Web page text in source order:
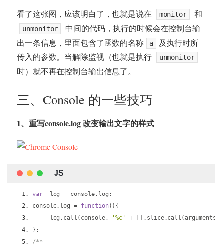
看了这张图，应该明白了，也就是说在 monitor 和
unmonitor
中间的代码，执行的时候会在控制台输
出一条信息，里面包含了函数的名称
a
及执行时所
传入的参数。当解除监视（也就是执行
unmonitor
时）就不再在控制台输出信息了。
三、Console 的一些技巧
1、重写console.log 改变输出文字的样式
var _log = console. log ;
console. log = function(){
    _log
. call ( console, '%c' + []. slice. call (arguments
};
/**